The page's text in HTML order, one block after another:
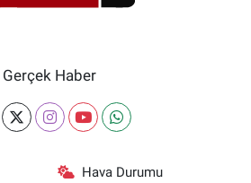
Gerçek Haber
Hava Durumu